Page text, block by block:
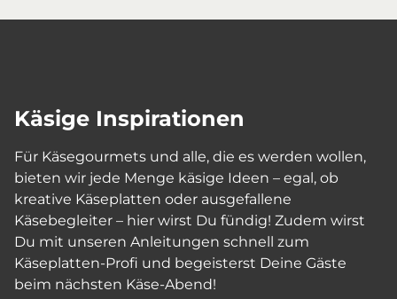
Käsige Inspirationen
Für Käsegourmets und alle, die es werden wollen,
bieten wir jede Menge käsige Ideen – egal, ob
kreative Käseplatten oder ausgefallene
Käsebegleiter – hier wirst Du fündig! Zudem wirst
Du mit unseren Anleitungen schnell zum
Käseplatten-Profi und begeisterst Deine Gäste
beim nächsten Käse-Abend!